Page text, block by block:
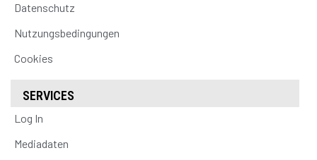
Datenschutz
Nutzungsbedingungen
Cookies
SERVICES
Log In
Mediadaten